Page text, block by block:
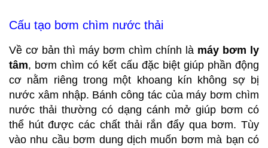
Cấu tạo bơm chìm nước thải
Về cơ bản thì máy bơm chìm chính là máy bơm ly
tâm, bơm chìm có kết cấu đặc biệt giúp phần động
cơ nằm riêng trong một khoang kín không sợ bị
nước xâm nhập. Bánh công tác của máy bơm chìm
nước thải thường có dạng cánh mở giúp bơm có
thể hút được các chất thải rắn đẩy qua bơm. Tùy
vào nhu cầu bơm dung dịch muốn bơm mà bạn có